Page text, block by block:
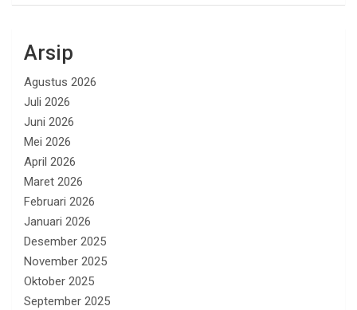
Arsip
Agustus 2026
Juli 2026
Juni 2026
Mei 2026
April 2026
Maret 2026
Februari 2026
Januari 2026
Desember 2025
November 2025
Oktober 2025
September 2025